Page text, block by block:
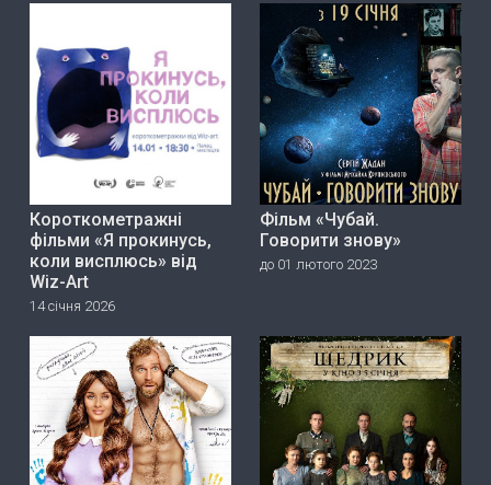
Короткометражні
фільми «Я прокинусь,
коли висплюсь» від
Wiz-Art
14 січня 2026
Фільм «Чубай.
Говорити знову»
до 01 лютого 2023